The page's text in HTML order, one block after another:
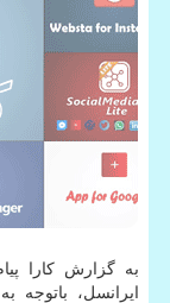
به گزارش كارا
ایرانسل، باتوجه